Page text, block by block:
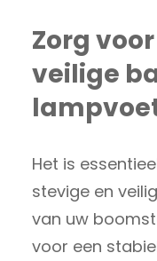
Zorg
veilige
Het is
stevige en
van uw
voor een